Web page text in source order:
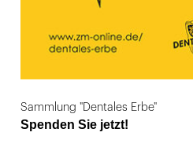
Sammlung "Dentales Erbe"
Spenden Sie jetzt!